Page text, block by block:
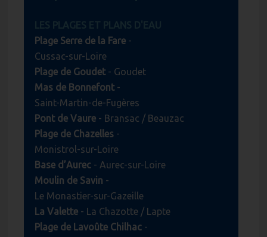
Plage Serre de la Fare-
Cussac-sur-Loire
Plage de Goudet- Goudet
Mas de Bonnefont-
Saint-Martin-de-Fugères
Pont de Vaure- Bransac / Beauzac
Plage de Chazelles-
Monistrol-sur-Loire
Base d’Aurec- Aurec-sur-Loire
Moulin de Savin -
Le Monastier-sur-Gazeille
La Valette- La Chazotte / Lapte
Plage de Lavoûte Chilhac-